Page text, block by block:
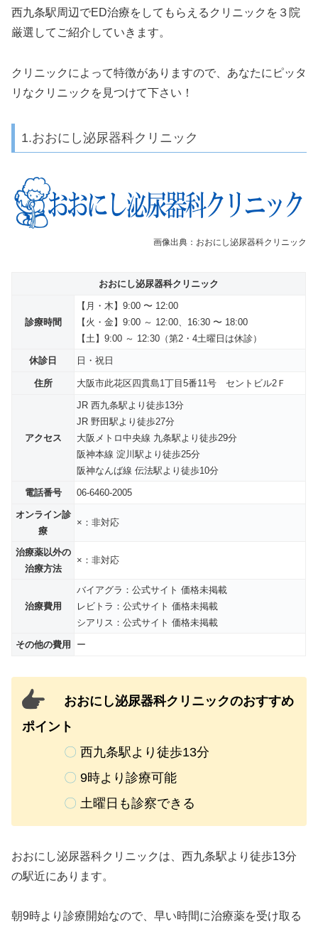
西九条駅周辺でED治療をしてもらえるクリニックを３院
厳選してご紹介していきます。
クリニックによって特徴がありますので、あなたにピッタ
リなクリニックを見つけて下さい！
1.おおにし泌尿器科クリニック
画像出典：おおにし泌尿器科クリニック
おおにし泌尿器科クリニック
診療時間
【 月・木 】9:00 〜 12:00
【 火・金】9:00 ～ 12:00、16:30 〜 18:00
【土】9:00 ～ 12:30（第2・4土曜日は休診）
休診日 日・祝日
住所 大阪市此花区四貫島1丁目5番11号 セントビル2Ｆ
アクセス
JR 西九条駅より徒歩13分
JR 野田駅より徒歩27分
大阪メトロ中央線 九条駅より徒歩29分
阪神本線 淀川駅より徒歩25分
阪神なんば線 伝法駅より徒歩10分
電話番号 06-6460-2005
オンライン診
療
×：非対応
治療薬以外の
治療方法
×：非対応
治療費用
バイアグラ：公式サイト 価格未掲載
レビトラ：公式サイト 価格未掲載
シアリス：公式サイト 価格未掲載
その他の費用 ー
おおにし泌尿器科クリニックのおすすめ
ポイント
〇 西九条駅より徒歩13分
〇 9時より診療可能
〇 土曜日も診察できる
おおにし泌尿器科クリニックは、西九条駅より徒歩13分
の駅近にあります。
朝9時より診療開始なので、早い時間に治療薬を受け取る